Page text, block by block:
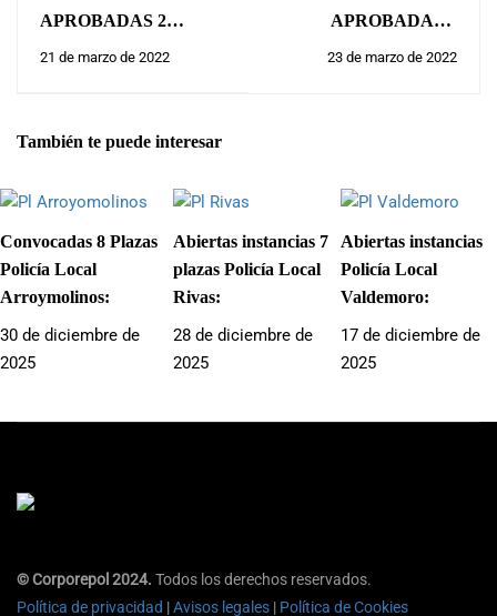
APROBADAS 2
PLAZAS POLICÍA
21 de marzo de 2022
APROBADAS 2
PLAZAS POLICÍA
23 de marzo de 2022
También te puede interesar
Convocadas 8 Plazas
Policía Local
Arroymolinos:
30 de diciembre de
2025
Abiertas instancias 7
plazas Policía Local
Rivas:
28 de diciembre de
2025
Abiertas instancias
Policía Local
Valdemoro:
17 de diciembre de
2025
© Corporepol 2024. Todos los derechos reservados.
Política de privacidad |Avisos legales | Política de Cookies